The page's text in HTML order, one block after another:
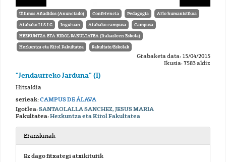
Últimos Añadidos (Anunciado) Conferencia Pedagogia Arlo humanistikoa
Arabako I.I.S.I.G Inguruan Arabako campusa Campusa
HEZKUNTZA ETA KIROL FAKULTATEA (Irakasleen Eskola)
Hezkuntza eta Kirol Fakultatea Fakultate/Eskolak
Grabaketa data: 15/04/2015
Ikusia: 7583 aldiz
"Jendaurreko Jarduna" (I)
Hitzaldia
serieak:CAMPUS DE ÁLAVA
Igorlea:SANTAOLALLA SANCHEZ, JESUS MARIA
Fakultatea:Hezkuntza eta Kirol Fakultatea
Eranskinak
Ez dago fitxategi atxikiturik